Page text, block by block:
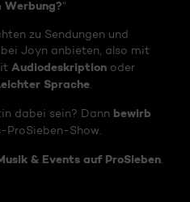
Werbung?“
zu Sendungen und
bei Joyn anbieten, also mit
Audiodeskription oder
Sprache
dabei sein? Dann bewirb
Show.
& Events auf ProSieben